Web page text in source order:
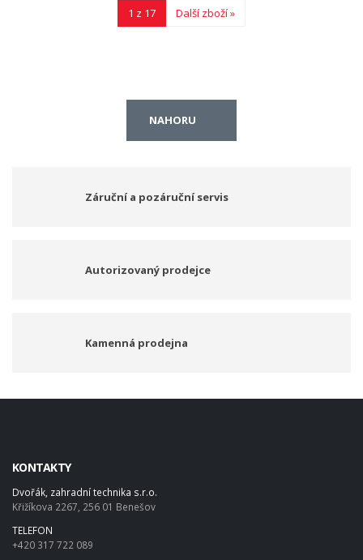
1 z 17 Další zboží »
NAHORU
Záruční a pozáruční servis
Autorizovaný prodejce
Kamenná prodejna
KONTAKTY
Dvořák, zahradní technika s.r.o.
Křižíkova 2267, 256 01 Benešov
TELEFON
+420 317 722 089